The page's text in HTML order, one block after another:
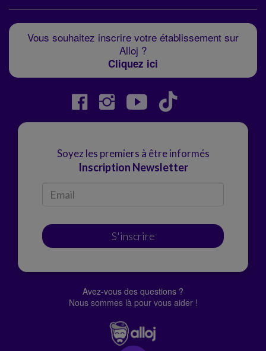
Vous souhaitez inscrire votre établissement sur
Alloj ?
Cliquez ici
Soyez les premiers à être informés
Inscription Newsletter
S'inscrire
Avez-vous des questions ?
Nous sommes là pour vous aider !